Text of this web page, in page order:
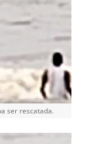
ser rescatada.